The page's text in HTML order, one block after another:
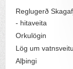
Reglugerð
- hitaveita
Orkulögin
Lög um
Alþingi